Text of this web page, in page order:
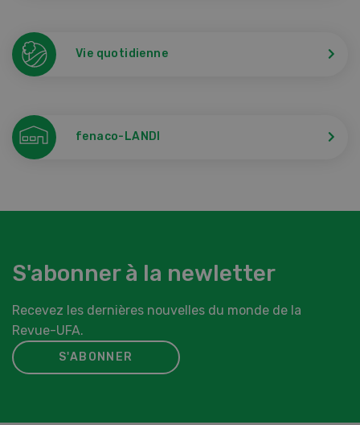
Vie quotidienne
fenaco-LANDI
S'abonner à la newletter
Recevez les dernières nouvelles du monde de la
Revue-UFA.
S'ABONNER